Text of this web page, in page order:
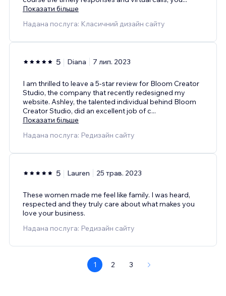
Показати більше
Надана послуга: Класичний дизайн сайту
5 Diana 7 лип. 2023
I am thrilled to leave a 5-star review for Bloom Creator
Studio, the company that recently redesigned my
website. Ashley, the talented individual behind Bloom
Creator Studio, did an excellent job of c...
Показати більше
Надана послуга: Редизайн сайту
5 Lauren 25 трав. 2023
These women made me feel like family. I was heard,
respected and they truly care about what makes you
love your business.
Надана послуга: Редизайн сайту
1 2 3